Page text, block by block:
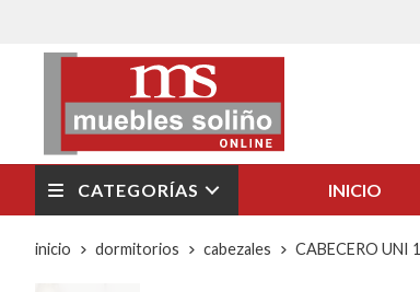
CATEGORÍAS INICIO
inicio dormitorios cabezales CABECERO UNI